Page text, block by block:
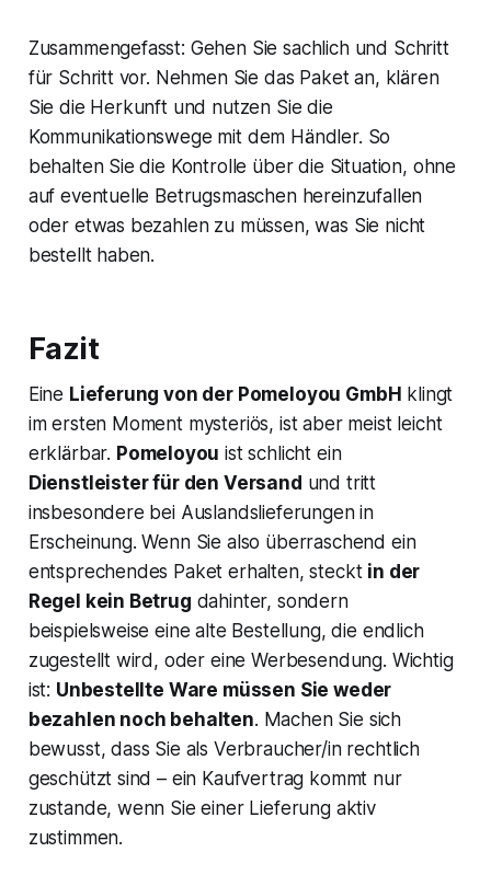
Zusammengefasst: Gehen Sie sachlich und Schritt
für Schritt vor. Nehmen Sie das Paket an, klären
Sie die Herkunft und nutzen Sie die
Kommunikationswege mit dem Händler. So
behalten Sie die Kontrolle über die Situation, ohne
auf eventuelle Betrugsmaschen hereinzufallen
oder etwas bezahlen zu müssen, was Sie nicht
bestellt haben.
Fazit
Eine Lieferung von der Pomeloyou GmbH klingt
im ersten Moment mysteriös, ist aber meist leicht
erklärbar. Pomeloyou ist schlicht ein
Dienstleister für den Versand und tritt
insbesondere bei Auslandslieferungen in
Erscheinung​. Wenn Sie also überraschend ein
entsprechendes Paket erhalten, steckt in der
Regel kein Betrug dahinter, sondern
beispielsweise eine alte Bestellung, die endlich
zugestellt wird, oder eine Werbesendung​. Wichtig
ist: Unbestellte Ware müssen Sie weder
bezahlen noch behalten. Machen Sie sich
bewusst, dass Sie als Verbraucher/in rechtlich
geschützt sind – ein Kaufvertrag kommt nur
zustande, wenn Sie einer Lieferung aktiv
zustimmen.